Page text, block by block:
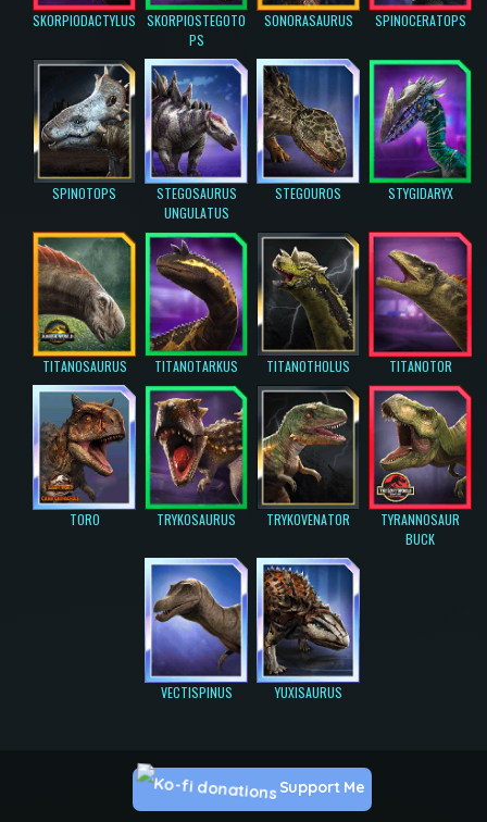
SKORPIODACTYLUS
SKORPIOSTEGOTO
PS
SONORASAURUS SPINOCERATOPS
SPINOTOPS
STEGOSAURUS
UNGULATUS
STEGOUROS STYGIDARYX
TITANOSAURUS TITANOTARKUS TITANOTHOLUS TITANOTOR
TORO TRYKOSAURUS TRYKOVENATOR
TYRANNOSAUR
BUCK
VECTISPINUS YUXISAURUS
Support Me